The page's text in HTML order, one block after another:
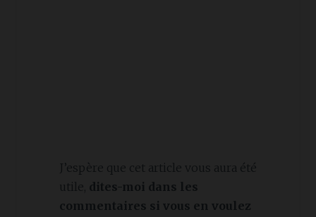
J’espère que cet article vous aura été
utile, dites-moi dans les
commentaires si vous en voulez